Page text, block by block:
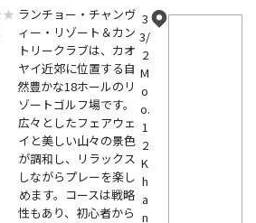
ランチョー・チャンヴ
ィー・リゾート＆カン
トリークラブは、カオ
ヤイ近郊に位置する自
然豊かな18ホールのリ
ゾートゴルフ場です。
広々としたフェアウェ
イと美しい山々の景色
が調和し、リラックス
しながらプレーを楽し
めます。コースは戦略
性もあり、初心者から
3
3/
2
M
o
o.
1
2
K
h
a
n